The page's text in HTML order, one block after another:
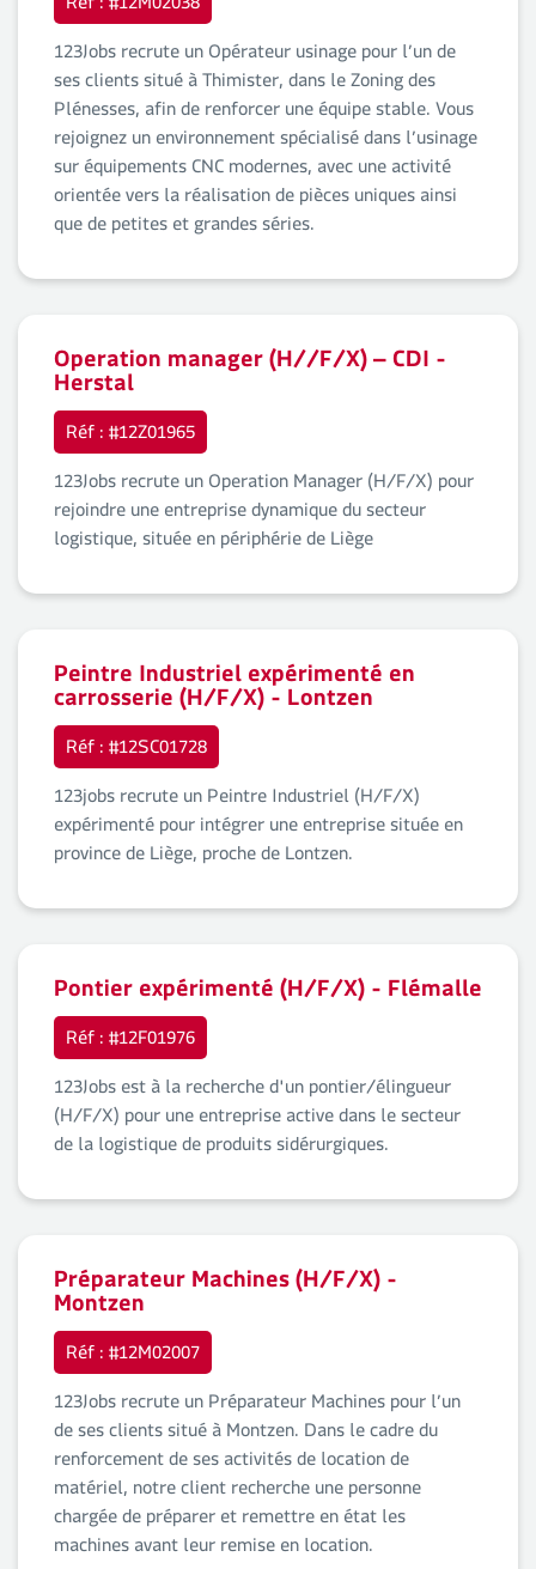
123Jobs recrute un Opérateur usinage pour l’un de
ses clients situé à Thimister, dans le Zoning des
Plénesses, afin de renforcer une équipe stable. Vous
rejoignez un environnement spécialisé dans l’usinage
sur équipements CNC modernes, avec une activité
orientée vers la réalisation de pièces uniques ainsi
que de petites et grandes séries.
Operation manager (H//F/X) – CDI -
Herstal
Réf : #12Z01965
123Jobs recrute un Operation Manager (H/F/X) pour
rejoindre une entreprise dynamique du secteur
logistique, située en périphérie de Liège
Peintre Industriel expérimenté en
carrosserie (H/F/X) - Lontzen
Réf : #12SC01728
123jobs recrute un Peintre Industriel (H/F/X)
expérimenté pour intégrer une entreprise située en
province de Liège, proche de Lontzen.
Pontier expérimenté (H/F/X) - Flémalle
Réf : #12F01976
123Jobs est à la recherche d'un pontier/élingueur
(H/F/X) pour une entreprise active dans le secteur
de la logistique de produits sidérurgiques.
Préparateur Machines (H/F/X) -
Montzen
Réf : #12M02007
123Jobs recrute un Préparateur Machines pour l’un
de ses clients situé à Montzen. Dans le cadre du
renforcement de ses activités de location de
matériel, notre client recherche une personne
chargée de préparer et remettre en état les
machines avant leur remise en location.